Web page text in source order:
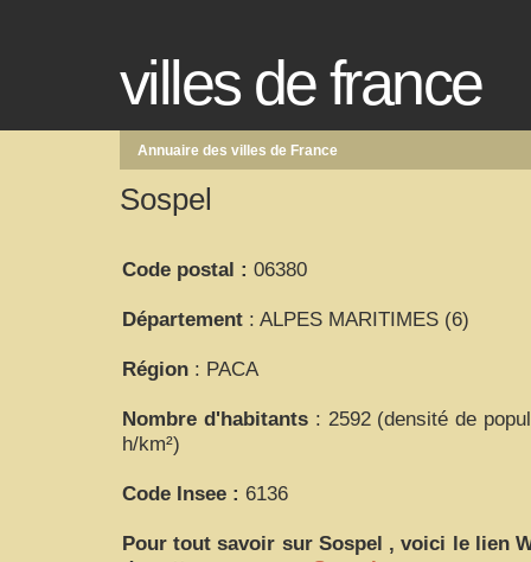
villes de france
Annuaire des villes de France
Sospel
Code postal : 06380
Département : ALPES MARITIMES (6)
Région : PACA
Nombre d'habitants: 2592 (densité de
h/km²)
Code Insee : 6136
Pour tout savoir sur Sospel , voici le lien